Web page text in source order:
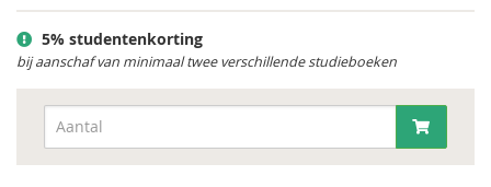
5% studentenkorting
bij aanschaf van minimaal twee verschillende studieboeken